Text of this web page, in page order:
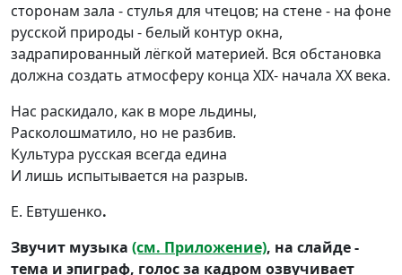
сторонам зала - стулья для чтецов; на стене - на фоне
русской природы - белый контур окна,
задрапированный лёгкой материей. Вся обстановка
должна создать атмосферу конца XIX- начала XX века.
Нас раскидало, как в море льдины,
Расколошматило, но не разбив.
Культура русская всегда едина
И лишь испытывается на разрыв.
Е. Евтушенко.
Звучит музыка (см. Приложение), на слайде -
тема и эпиграф, голос за кадром озвучивает